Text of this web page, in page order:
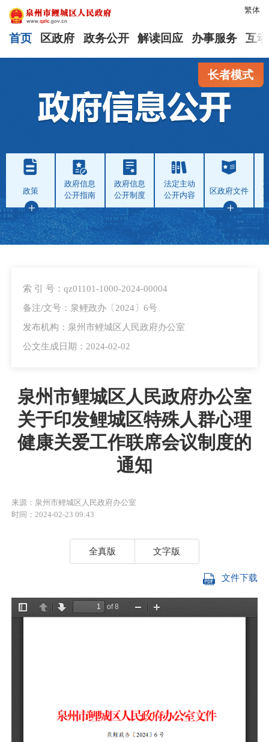
繁体
首页 区政府 政务公开 解读回应 办事服务 互
长者模式
政策
政府信息
公开指南
政府信息
公开制度
法定主动
公开内容
区政府文件
索 引 号：qz01101-1000-2024-00004
备注/文号：泉鲤政办〔2024〕6号
发布机构：泉州市鲤城区人民政府办公室
公文生成日期：2024-02-02
泉州市鲤城区人民政府办公室
关于印发鲤城区特殊人群心理
健康关爱工作联席会议制度的
通知
来源：泉州市鲤城区人民政府办公室
时间：2024-02-23 09:43
全真版 文字版
文件下载